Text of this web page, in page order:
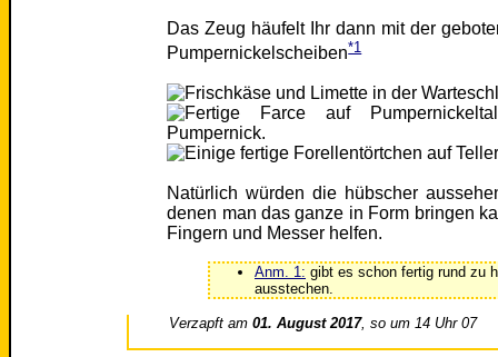
Das Zeug häufelt Ihr dann mit der
Pumpernickelscheiben*1
Natürlich würden die hübscher
denen man das ganze in Form bringen
Fingern und Messer helfen.
Anm. 1: gibt es schon fertig rund zu
ausstechen.
Verzapft am01. August 2017, so um 14 Uhr 07